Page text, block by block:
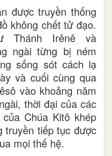
được truyền thống
không chết tử đạo.
Thánh Irênê và
ngài từng bị ném
sống sót cách lạ
và cuối cùng qua
vào khoảng năm
thời đại của các
Chúa Kitô khép
truyền tiếp tục được
mọi thế hệ.